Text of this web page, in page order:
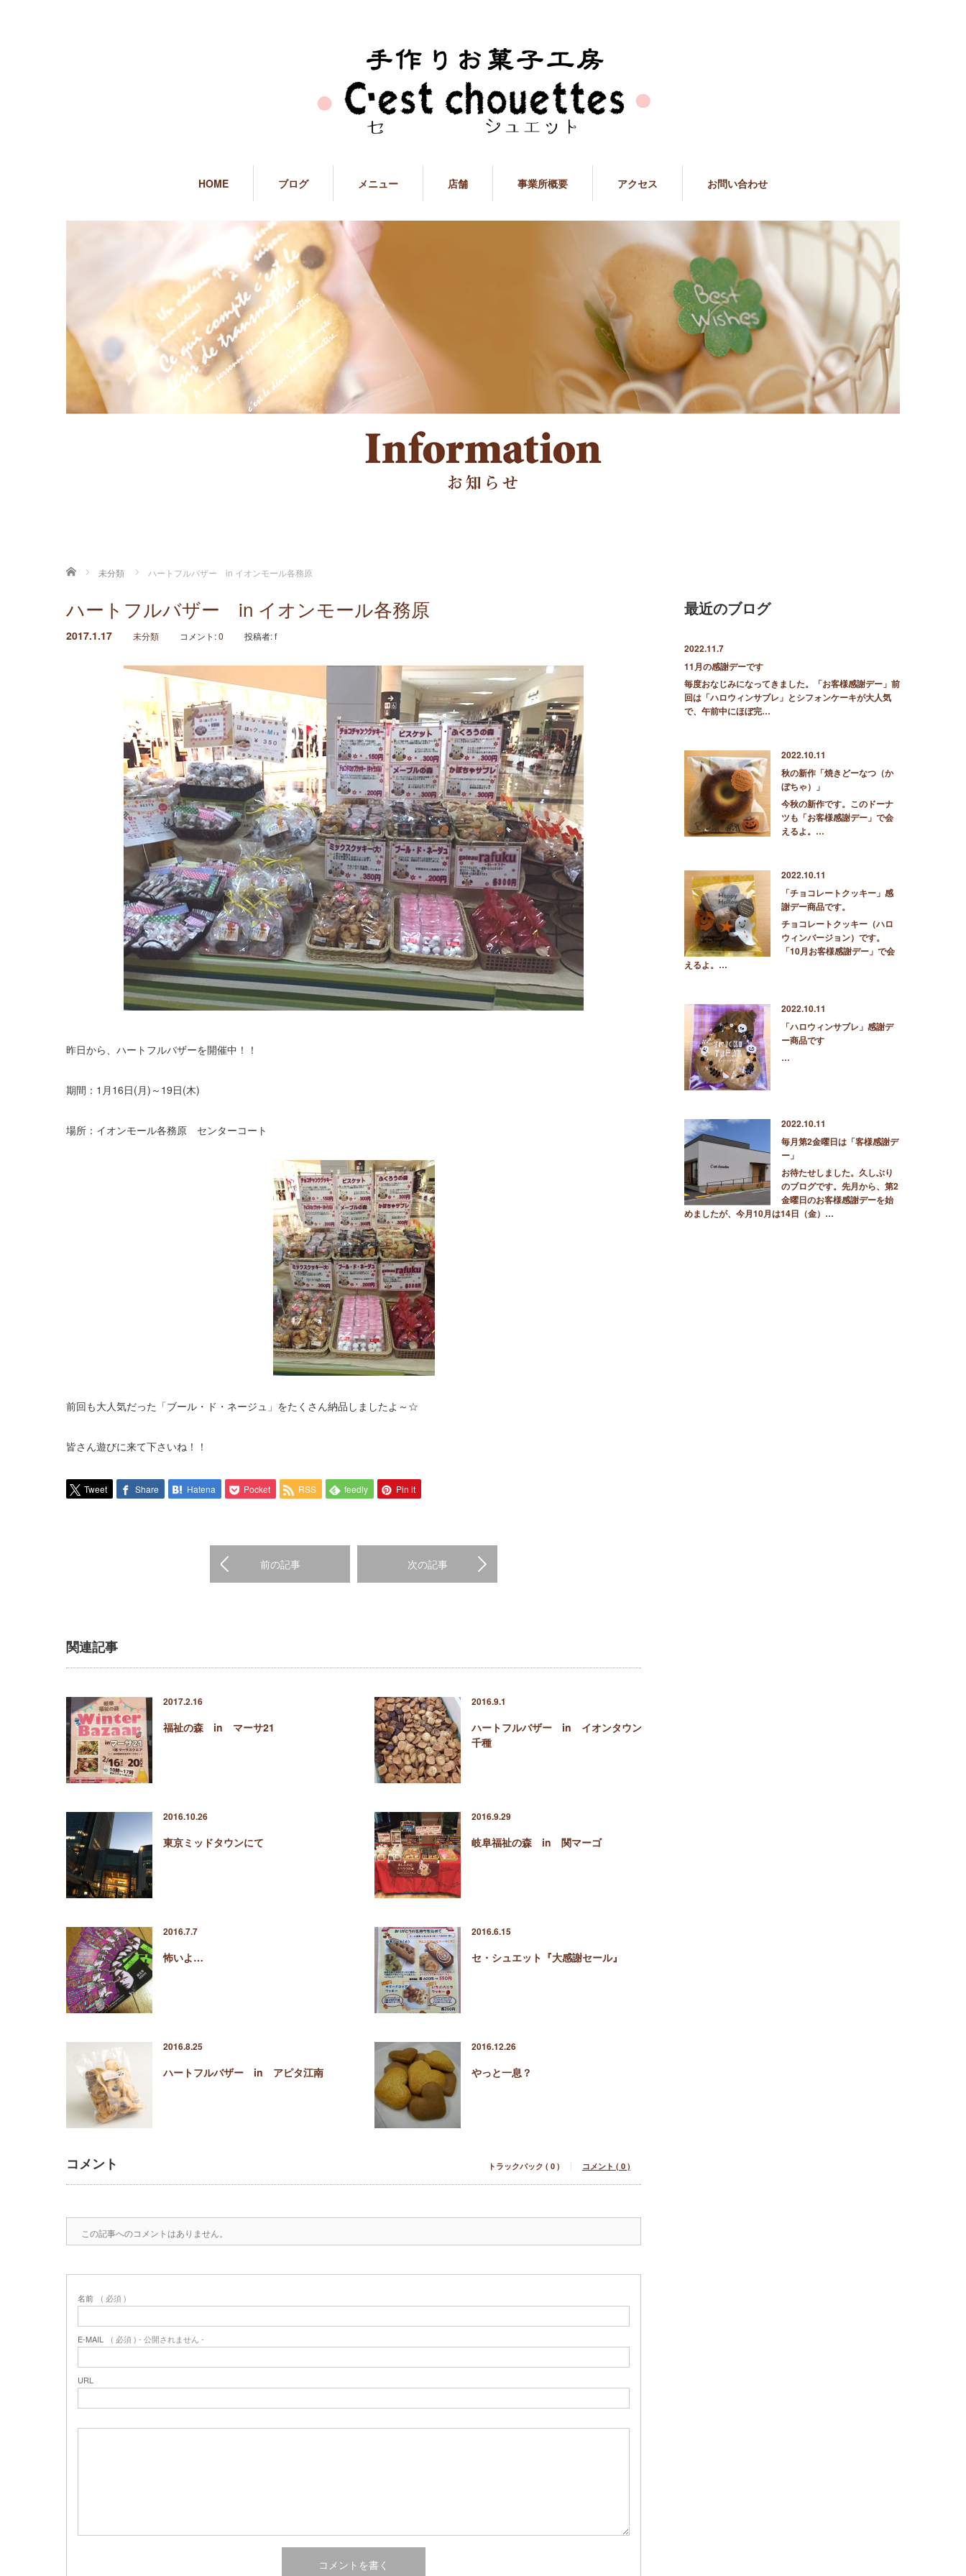
HOME ブログ メニュー 店舗 事業所概要 アクセス お問い合わせ
ホーム 未分類 ハートフルバザー in イオンモール各務原
ハートフルバザー in イオンモール各務原
2017.1.17 未分類 コメント:0 投稿者:f
昨日から、ハートフルバザーを開催中！！
期間：1月16日(月)～19日(木)
場所：イオンモール各務原 センターコート
前回も大人気だった「ブール・ド・ネージュ」をたくさん納品しましたよ～☆
皆さん遊びに来て下さいね！！
Tweet Share Hatena Pocket RSS feedly Pin it
前の記事 次の記事
関連記事
2017.2.16
福祉の森 in マーサ21
2016.9.1
ハートフルバザー in イオンタウン
千種
2016.10.26
東京ミッドタウンにて
2016.9.29
岐阜福祉の森 in 関マーゴ
2016.7.7
怖いよ…
2016.6.15
セ・シュエット『大感謝セール』
2016.8.25
ハートフルバザー in アピタ江南
2016.12.26
やっと一息？
コメント トラックバック ( 0 ) コメント ( 0 )
この記事へのコメントはありません。
名前 ( 必須 )
E-MAIL ( 必須 ) - 公開されません -
URL
最近のブログ
2022.11.7
11月の感謝デーです
毎度おなじみになってきました。「お客様感謝デー」前
回は「ハロウィンサブレ」とシフォンケーキが大人気
で、午前中にほぼ完…
2022.10.11
秋の新作「焼きどーなつ（か
ぼちゃ）」
今秋の新作です。このドーナ
ツも「お客様感謝デー」で会
えるよ。…
2022.10.11
「チョコレートクッキー」感
謝デー商品です。
チョコレートクッキー（ハロ
ウィンバージョン）です。
「10月お客様感謝デー」で会
えるよ。…
2022.10.11
「ハロウィンサブレ」感謝デ
ー商品です
…
2022.10.11
毎月第2金曜日は「客様感謝デ
ー」
お待たせしました。久しぶり
のブログです。先月から、第2
金曜日のお客様感謝デーを始
めましたが、今月10月は14日（金）…